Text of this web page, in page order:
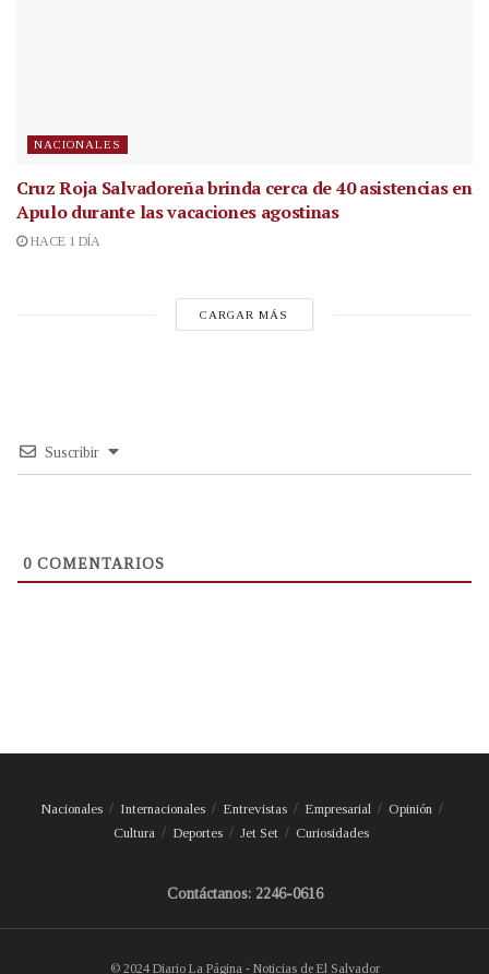
NACIONALES
Cruz Roja Salvadoreña brinda cerca de 40 asistencias en
Apulo durante las vacaciones agostinas
HACE 1 DÍA
CARGAR MÁS
Suscribir
0 COMENTARIOS
Nacionales Internacionales Entrevistas Empresarial
Opinión
Cultura
Deportes Jet Set Curiosidades
Contáctanos: 2246-0616
© 2024 Diario La Página - Noticias de El Salvador